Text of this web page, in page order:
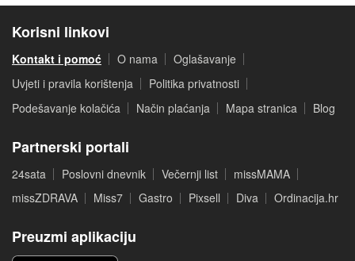
Korisni linkovi
Kontakt i pomoć O nama
Oglašavanje
Uvjeti i pravila korištenja
Politika privatnosti
Podešavanje kolačića
Način plaćanja Mapa stranica Blog
Partnerski portali
24sata Poslovni dnevnik Večernji list
missMAMA
missZDRAVA
Miss7 Gastro Pixsell Diva Ordinacija.hr
Preuzmi aplikaciju